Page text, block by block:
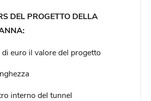
DEL PROGETTO DELLA
euro il valore del progetto
interno del tunnel